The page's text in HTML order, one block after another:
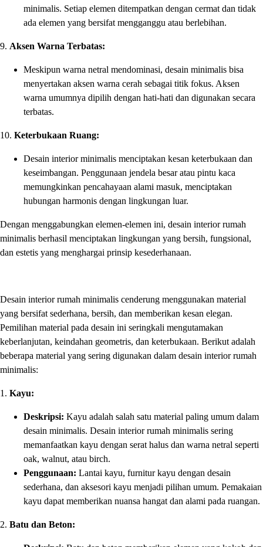
minimalis. Setiap elemen ditempatkan dengan cermat dan tidak
ada elemen yang bersifat mengganggu atau berlebihan.
9. Aksen Warna Terbatas:
Meskipun warna netral mendominasi, desain minimalis bisa
menyertakan aksen warna cerah sebagai titik fokus. Aksen
warna umumnya dipilih dengan hati-hati dan digunakan secara
terbatas.
10. Keterbukaan Ruang:
Desain interior minimalis menciptakan kesan keterbukaan dan
keseimbangan. Penggunaan jendela besar atau pintu kaca
memungkinkan pencahayaan alami masuk, menciptakan
hubungan harmonis dengan lingkungan luar.
Dengan menggabungkan elemen-elemen ini, desain interior rumah
minimalis berhasil menciptakan lingkungan yang bersih, fungsional,
dan estetis yang menghargai prinsip kesederhanaan.
Desain interior rumah minimalis cenderung menggunakan material
yang bersifat sederhana, bersih, dan memberikan kesan elegan.
Pemilihan material pada desain ini seringkali mengutamakan
keberlanjutan, keindahan geometris, dan keterbukaan. Berikut adalah
beberapa material yang sering digunakan dalam desain interior rumah
minimalis:
1. Kayu:
Deskripsi: Kayu adalah salah satu material paling umum dalam
desain minimalis. Desain interior rumah minimalis sering
memanfaatkan kayu dengan serat halus dan warna netral seperti
oak, walnut, atau birch.
Penggunaan: Lantai kayu, furnitur kayu dengan desain
sederhana, dan aksesori kayu menjadi pilihan umum. Pemakaian
kayu dapat memberikan nuansa hangat dan alami pada ruangan.
2. Batu dan Beton: